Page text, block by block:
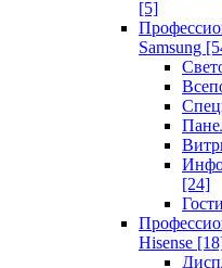
[5]
Samsung
[24]
Hisense